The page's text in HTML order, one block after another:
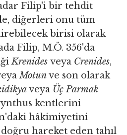
Filip'i bir tehdit
diğerleri onu tüm
birisi olarak
Filip, M.Ö. 356'da
Krenides veya Crenides,
Motunve son olarak
veya Üç Parmak
kentlerini
hâkimiyetini
hareket eden tahıl